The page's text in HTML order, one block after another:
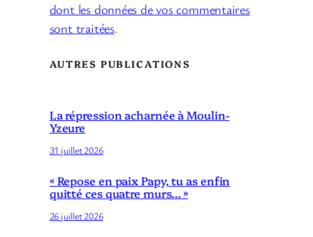
dont les données de vos commentaires
sont traitées.
AUTRES PUBLICATIONS
La répression acharnée à Moulin-
Yzeure
31 juillet 2026
« Repose en paix Papy, tu as enfin
quitté ces quatre murs… »
26 juillet 2026